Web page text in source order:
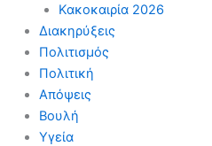
Κακοκαιρία 2026
Διακηρύξεις
Πολιτισμός
Πολιτική
Απόψεις
Βουλή
Υγεία